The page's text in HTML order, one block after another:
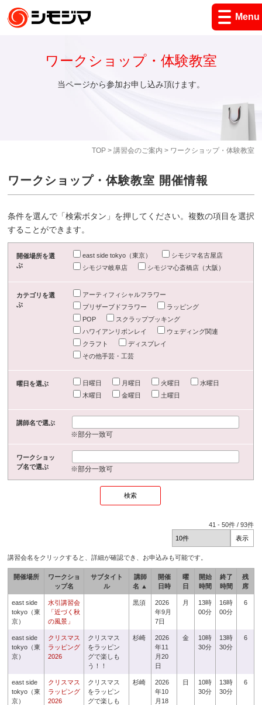
Menu
TOP> 講習会のご案内 > ワークショップ・体験教室
ワークショップ・体験教室
当ページから参加お申し込み頂けます。
ワークショップ・体験教室 開催情報
条件を選んで「検索ボタン」を押してください。複数の項目を選択
することができます。
開催場所を選
ぶ
east side tokyo（東京）
シモジマ名古屋店
シモジマ岐阜店
シモジマ心斎橋店（大阪）
カテゴリを選
ぶ
アーティフィシャルフラワー
プリザーブドフラワー
ラッピング
POP
スクラップブッキング
ハワイアンリボンレイ
ウェディング関連
クラフト
ディスプレイ
その他手芸・工芸
曜日を選ぶ 日曜日 月曜日 火曜日
水曜日
木曜日
金曜日 土曜日
講師名で選ぶ
※部分一致可
ワークショッ
プ名で選ぶ
※部分一致可
41 -50件 /93件
講習会名をクリックすると、詳細が確認でき、お申込みも可能です。
開催場所
ワークショ
ップ名
サブタイト
ル
講師
名 ▲
開催
日時
曜
日
開始
時間
終了
時間
残
席
east side
tokyo（東
京）
水引講習会
「近づく秋
の風景」
黒須
2026
年9月
7日
月
13時
00分
16時
00分
6
east side
tokyo（東
京）
クリスマス
ラッピング
2026
クリスマス
をラッピン
グで楽しも
う！！
杉崎
2026
年11
月20
日
金
10時
30分
13時
30分
6
east side
tokyo（東
京）
クリスマス
ラッピング
2026
クリスマス
をラッピン
グで楽しも
杉崎
2026
年10
月18
日
10時
30分
13時
30分
6